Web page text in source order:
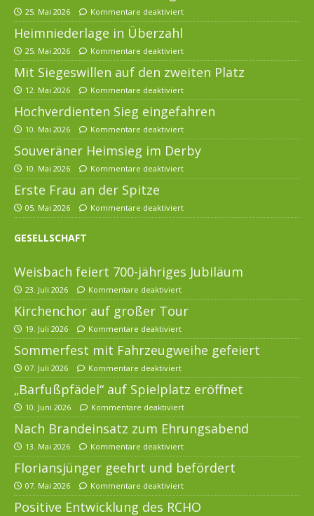
25. Mai 2026 Kommentare deaktiviert
Heimniederlage in Überzahl
25. Mai 2026 Kommentare deaktiviert
Mit Siegeswillen auf den zweiten Platz
12. Mai 2026 Kommentare deaktiviert
Hochverdienten Sieg eingefahren
10. Mai 2026 Kommentare deaktiviert
Souveräner Heimsieg im Derby
10. Mai 2026 Kommentare deaktiviert
Erste Frau an der Spitze
05. Mai 2026 Kommentare deaktiviert
GESELLSCHAFT
Weisbach feiert 700-jähriges Jubiläum
23. Juli 2026 Kommentare deaktiviert
Kirchenchor auf großer Tour
19. Juli 2026 Kommentare deaktiviert
Sommerfest mit Fahrzeugweihe gefeiert
07. Juli 2026 Kommentare deaktiviert
„Barfußpfädel“ auf Spielplatz eröffnet
10. Juni 2026 Kommentare deaktiviert
Nach Brandeinsatz zum Ehrungsabend
13. Mai 2026 Kommentare deaktiviert
Floriansjünger geehrt und befördert
07. Mai 2026 Kommentare deaktiviert
Positive Entwicklung des RCHO